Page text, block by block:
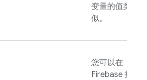
变量的值类
似。
您可以在
Firebase 控